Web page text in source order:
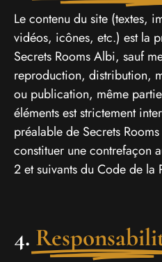
Le contenu du site (textes,
vidéos, icônes, etc.) est la
Secrets Rooms Albi, sauf
reproduction, distribution,
ou publication, même
éléments est strictement
préalable de Secrets
constituer une contrefaçon
2 et suivants du Code de la
4.